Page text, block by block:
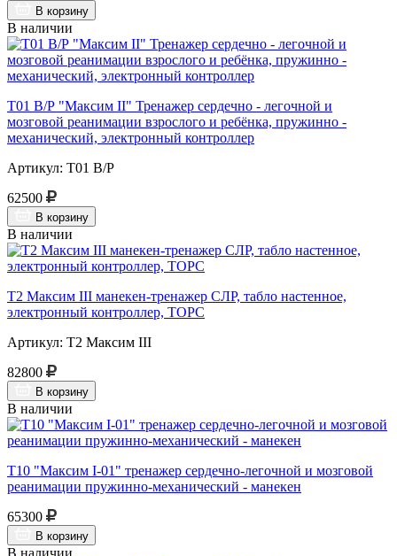
В корзину
В наличии
Т01 В/Р "Максим II" Тренажер сердечно - легочной и
мозговой реанимации взрослого и ребёнка, пружинно -
механический, электронный контроллер
Артикул: Т01 В/Р
62500
В корзину
В наличии
Т2 Максим III манекен-тренажер СЛР, табло настенное,
электронный контроллер, ТОРС
Артикул: Т2 Максим III
82800
В корзину
В наличии
Т10 "Максим I-01" тренажер сердечно-легочной и мозговой
реанимации пружинно-механический - манекен
65300
В корзину
В наличии